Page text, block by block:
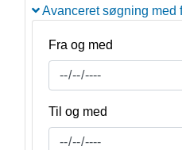
Avanceret søgning med
Fra og med
Til og med